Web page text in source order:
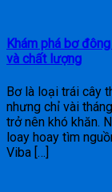
Khám phá bơ
và chất lượng
Bơ là loại trái cây
nhưng chỉ vài
trở nên khó khăn.
loay hoay tìm
Viba […]